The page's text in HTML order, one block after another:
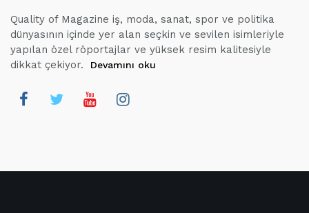
Quality of Magazine iş, moda, sanat, spor ve politika
dünyasının içinde yer alan seçkin ve sevilen isimleriyle
yapılan özel röportajlar ve yüksek resim kalitesiyle
dikkat çekiyor.
Devamını oku